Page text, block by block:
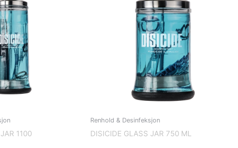
1100
Renhold & Desinfeksjon
DISICIDE GLASS JAR 750 ML